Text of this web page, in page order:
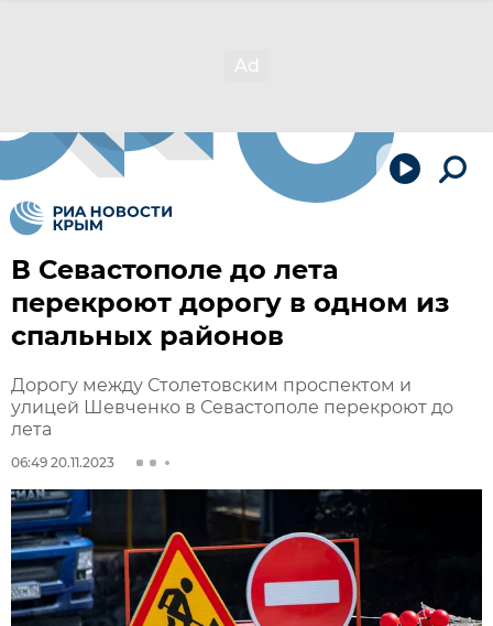
В Севастополе до лета
перекроют дорогу в одном из
спальных районов
Дорогу между Столетовским проспектом и
улицей Шевченко в Севастополе перекроют до
лета
06:49 20.11.2023